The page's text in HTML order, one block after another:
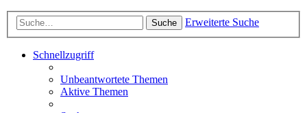
Suche Erweiterte Suche
Schnellzugriff
Unbeantwortete Themen
Aktive Themen